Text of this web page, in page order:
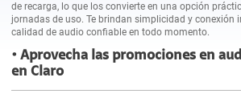
de recarga, lo que los convierte en una opción
jornadas de uso. Te brindan simplicidad y conexión
calidad de audio confiable en todo momento.
Aprovecha las promociones en
en Claro